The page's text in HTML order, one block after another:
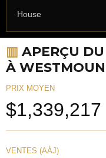
House
▥ APERÇU
À
PRIX MOYEN
$1,339,217
VENTES (AÀJ)